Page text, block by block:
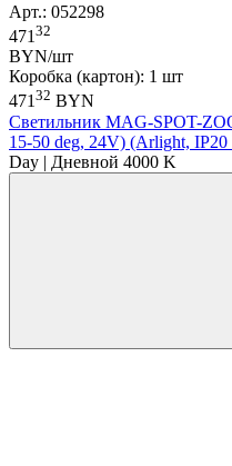
Арт.: 052298
471 32
BYN/шт
Коробка (картон): 1 шт
47132 BYN
Светильник MAG-SPOT-
15-50 deg, 24V) (Arlight, IP20
Day | Дневной 4000 K